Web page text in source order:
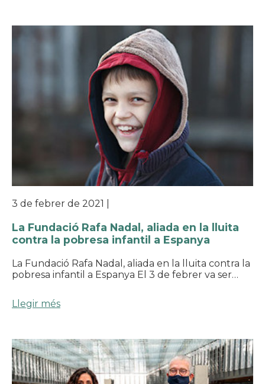
3 de febrer de 2021
La Fundació Rafa Nadal, aliada en la lluita
contra la pobresa infantil a Espanya
La Fundació Rafa Nadal, aliada en la lluita contra la
pobresa infantil a Espanya El 3 de febrer va ser…
Llegir més